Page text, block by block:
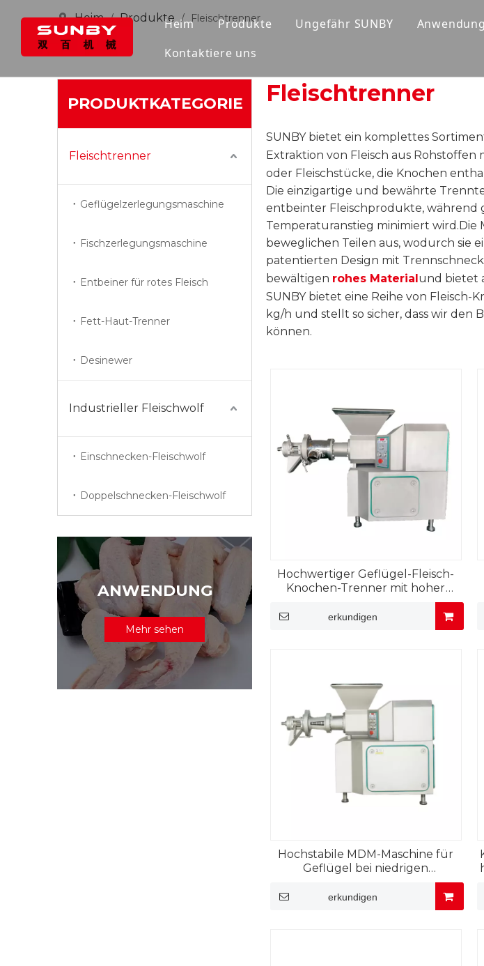
Heim Produkte
Fleischtrenner
Industrieller Fleischwolf
Ungefähr SUNBY
Warum wir
Kontaktiere uns
Heim / Produkte / Fleischtrenner
PRODUKTKATEGORIE
Fleischtrenner
Geflügelzerlegungsmaschine
Fischzerlegungsmaschine
Entbeiner für rotes Fleisch
Fett-Haut-Trenner
Desinewer
Industrieller Fleischwolf
Einschnecken-Fleischwolf
Doppelschnecken-Fleischwolf
ANWENDUNG
Mehr sehen
Fleischtrenner
SUNBY bietet ein komplettes
Extraktion von Fleisch aus Rohstoffen
oder Fleischstücke, die Knochen
Die einzigartige und bewährte
entbeinter Fleischprodukte, während
Temperaturanstieg minimiert
beweglichen Teilen aus, wodurch sie
patentierten Design mit
bewältigen rohes Materialund bietet
SUNBY bietet eine Reihe von
kg/h und stellt so sicher, dass wir
können.
Hochwertiger Geflügel-Fleisch-
Knochen-Trenner mit hoher
erkundigen
Hochstabile MDM-Maschine für
Geflügel bei niedrigen
erkundigen